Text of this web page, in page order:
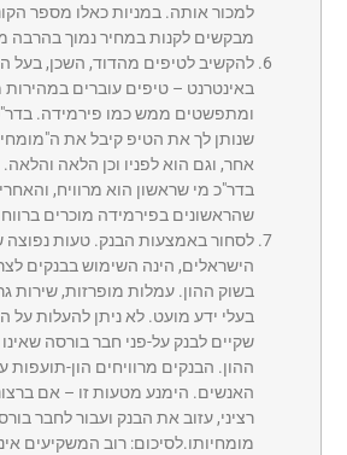
למכור אותה. במניות כאלו מספר
מבקשים לקנות במחיר נמוך בהרבה
להקשיב לטיפים מהדוד, השכן, בעל
באינטרנט – טיפים עוברים במהירות
ומתפשטים ממש כמו פירמידה.
שנותן לך את הטיפ קיבל את
אחר, וגם הוא לפניו וכן הלאה
בדר"כ מי שראשון הוא מרוויח,
שהראשונים בפירמידה מוכרים
לסחור באמצעות הבנק. טעות נפוצה
הישראלים, הינה השימוש בבנקים
בשוק ההון. עמלות מופרזות, שירות
בעלי ידע מועט. לא ניתן להעלות על
שקיים לבנק על-פני חבר בורסה
ההון. הבנקים מרוויחים הון-תועפות
האנשים. הימנע מטעות זו – אם
רציני, עזוב את הבנק ועבור לחבר
מומחיותו.לסיכום: רוב המשקיעים